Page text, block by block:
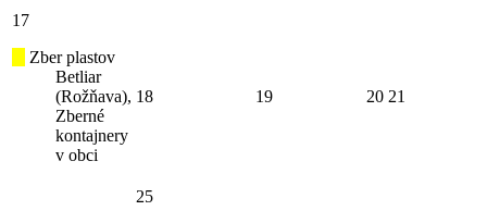
17
Zber plastov
Betliar
(Rožňava),
Zberné
kontajnery
v obci
18 19 20 21
25